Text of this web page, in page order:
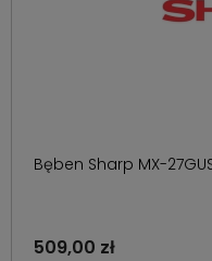
Bęben Sharp MX-
509,00 zł